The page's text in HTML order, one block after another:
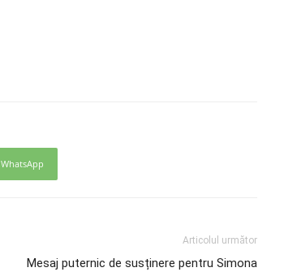
WhatsApp
Articolul următor
Mesaj puternic de susținere pentru Simona